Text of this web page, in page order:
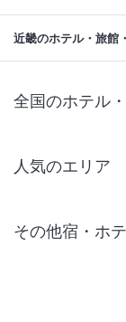
近畿のホテル・旅館
全国のホテル
人気のエリア
仙台 ホテル
その他宿・ホ